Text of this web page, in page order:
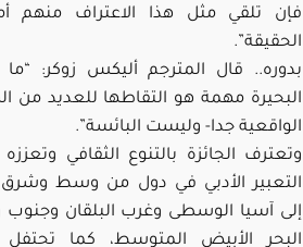
فإن تلقي مثل هذا الاعتراف منهم
الحقيقة”.
بدوره.. قال المترجم أليكس زوكر:
البحيرة مهمة هو التقاطها للعديد من
الواقعية جدا- وليست البائسة”.
وتعترف الجائزة بالتنوع الثقافي
التعبير الأدبي في دول من وسط وشرق
إلى آسيا الوسطى وغرب البلقان
البحر الأبيض المتوسط، كما تحتفل